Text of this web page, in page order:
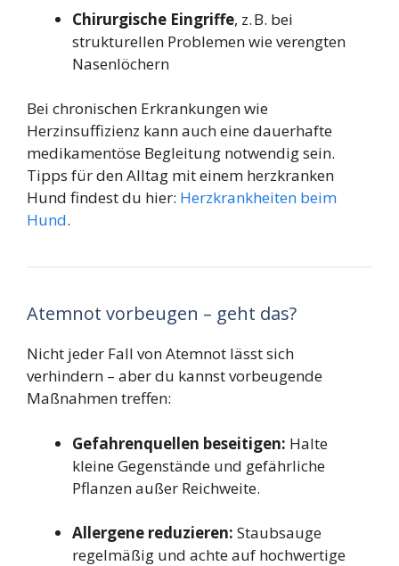
Chirurgische Eingriffe, z. B. bei
strukturellen Problemen wie verengten
Nasenlöchern
Bei chronischen Erkrankungen wie
Herzinsuffizienz kann auch eine dauerhafte
medikamentöse Begleitung notwendig sein.
Tipps für den Alltag mit einem herzkranken
Hund findest du hier: Herzkrankheiten beim
Hund.
Atemnot vorbeugen – geht das?
Nicht jeder Fall von Atemnot lässt sich
verhindern – aber du kannst vorbeugende
Maßnahmen treffen:
Gefahrenquellen beseitigen: Halte
kleine Gegenstände und gefährliche
Pflanzen außer Reichweite.
Allergene reduzieren: Staubsauge
regelmäßig und achte auf hochwertige